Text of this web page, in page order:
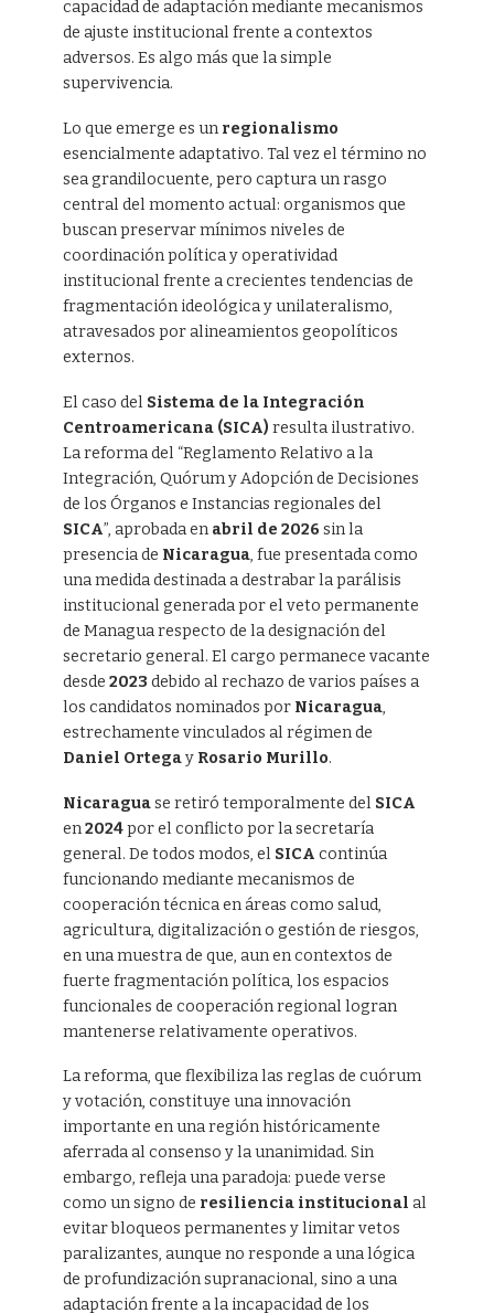
capacidad de adaptación mediante mecanismos
de ajuste institucional frente a contextos
adversos. Es algo más que la simple
supervivencia.
Lo que emerge es un regionalismo
esencialmente adaptativo. Tal vez el término no
sea grandilocuente, pero captura un rasgo
central del momento actual: organismos que
buscan preservar mínimos niveles de
coordinación política y operatividad
institucional frente a crecientes tendencias de
fragmentación ideológica y unilateralismo,
atravesados por alineamientos geopolíticos
externos.
El caso del Sistema de la Integración
Centroamericana (SICA) resulta ilustrativo.
La reforma del “Reglamento Relativo a la
Integración, Quórum y Adopción de Decisiones
de los Órganos e Instancias regionales del
SICA”, aprobada en abril de 2026 sin la
presencia de Nicaragua, fue presentada como
una medida destinada a destrabar la parálisis
institucional generada por el veto permanente
de Managua respecto de la designación del
secretario general. El cargo permanece vacante
desde 2023 debido al rechazo de varios países a
los candidatos nominados por Nicaragua,
estrechamente vinculados al régimen de
Daniel Ortegay Rosario Murillo.
Nicaraguase retiró temporalmente del SICA
en2024por el conflicto por la secretaría
general. De todos modos, el SICA continúa
funcionando mediante mecanismos de
cooperación técnica en áreas como salud,
agricultura, digitalización o gestión de riesgos,
en una muestra de que, aun en contextos de
fuerte fragmentación política, los espacios
funcionales de cooperación regional logran
mantenerse relativamente operativos.
La reforma, que flexibiliza las reglas de cuórum
y votación, constituye una innovación
importante en una región históricamente
aferrada al consenso y la unanimidad. Sin
embargo, refleja una paradoja: puede verse
como un signo de resiliencia institucional al
evitar bloqueos permanentes y limitar vetos
paralizantes, aunque no responde a una lógica
de profundización supranacional, sino a una
adaptación frente a la incapacidad de los